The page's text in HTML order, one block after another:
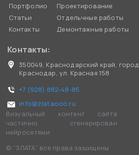
Портфолио
Статьи
Контакты
Проектирование
Отдельчные работы
Демонтажные работы
Контакты:
350049, Краснодарский край, город
Краснодар, ул. Красная 158
+7 (928) 882-48-85
info@zlataooo.ru
Визуальный контент сайта
частично сгенерирован
нейросетями
© “ЗЛАТА” все права защищены